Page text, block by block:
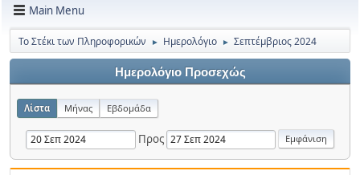
Main Menu
Το Στέκι των Πληροφορικών ► Ημερολόγιο ► Σεπτέμβριος 2024
Ημερολόγιο Προσεχώς
Λίστα Μήνας Εβδομάδα
Προς